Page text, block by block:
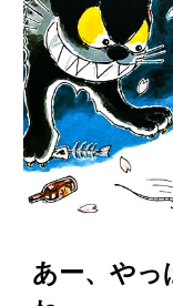
あー、やっ